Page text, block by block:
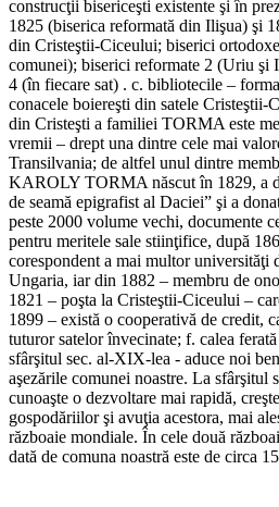
construcţii bisericeşti existente şi în
1825 (biserica reformată din Ilişua) şi
din Cristeştii-Ciceului; biserici
comunei); biserici reformate 2 (Uriu şi
4 (în fiecare sat) . c. bibliotecile –
conacele boiereşti din satele Cristeştii-
din Cristeşti a familiei TORMA este
vremii – drept una dintre cele mai
Transilvania; de altfel unul dintre
KAROLY TORMA născut în 1829, a
de seamă epigrafist al Daciei” şi a
peste 2000 volume vechi, documente
pentru meritele sale stiinţifice, după
corespondent a mai multor universităţi
Ungaria, iar din 1882 – membru de
1821 – poşta la Cristeştii-Ciceului –
1899 – există o cooperativă de credit,
tuturor satelor învecinate; f. calea
sfârşitul sec. al-XIX-lea - aduce noi
aşezările comunei noastre. La sfârşitul
cunoaşte o dezvoltare mai rapidă,
gospodăriilor şi avuţia acestora, mai
războaie mondiale. În cele două
dată de comuna noastră este de circa